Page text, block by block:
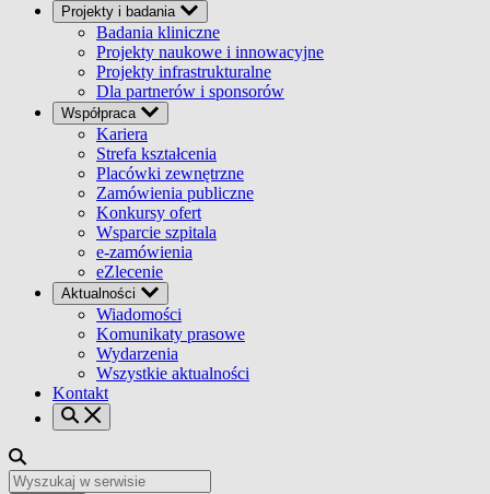
Projekty i badania
Badania kliniczne
Projekty naukowe i innowacyjne
Projekty infrastrukturalne
Dla partnerów i sponsorów
Współpraca
Kariera
Strefa kształcenia
Placówki zewnętrzne
Zamówienia publiczne
Konkursy ofert
Wsparcie szpitala
e-zamówienia
eZlecenie
Aktualności
Wiadomości
Komunikaty prasowe
Wydarzenia
Wszystkie aktualności
Kontakt